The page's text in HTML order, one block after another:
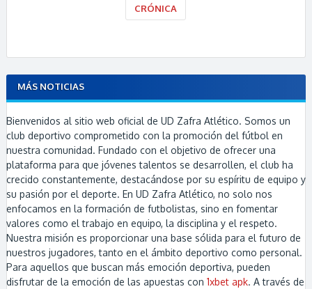
CRÓNICA
MÁS NOTICIAS
Bienvenidos al sitio web oficial de UD Zafra Atlético. Somos un
club deportivo comprometido con la promoción del fútbol en
nuestra comunidad. Fundado con el objetivo de ofrecer una
plataforma para que jóvenes talentos se desarrollen, el club ha
crecido constantemente, destacándose por su espíritu de equipo y
su pasión por el deporte. En UD Zafra Atlético, no solo nos
enfocamos en la formación de futbolistas, sino en fomentar
valores como el trabajo en equipo, la disciplina y el respeto.
Nuestra misión es proporcionar una base sólida para el futuro de
nuestros jugadores, tanto en el ámbito deportivo como personal.
Para aquellos que buscan más emoción deportiva, pueden
disfrutar de la emoción de las apuestas con 1xbet apk. A través de